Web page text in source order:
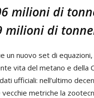
milioni di
milioni di
un nuovo set di
vita del metano e della
ufficiali: nell’ultimo
metriche la